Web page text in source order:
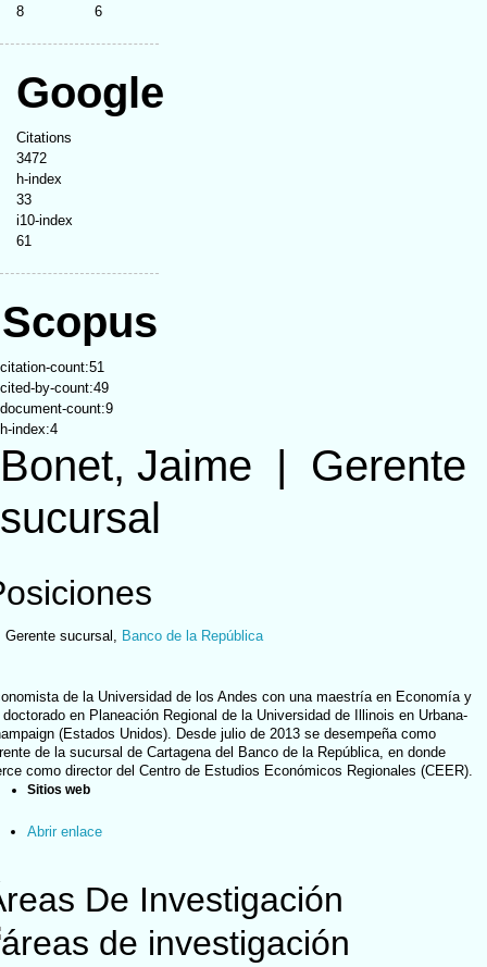
8
6
Google
Citations
3472
h-index
33
i10-index
61
Scopus
citation-count:51
cited-by-count:49
document-count:9
h-index:4
Bonet, Jaime | Gerente
sucursal
Gerente sucursal Banco de la República
de la Universidad de los Andes con una maestría en Economía y
doctorado en Planeación Regional de la Universidad de Illinois en Urbana-
(Estados Unidos). Desde julio de 2013 se desempeña como
de la sucursal de Cartagena del Banco de la República, en donde
como director del Centro de Estudios Económicos Regionales (CEER).
Sitios web
Abrir enlace
De Investigación